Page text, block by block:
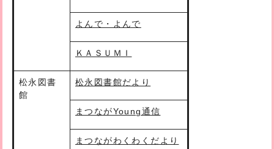
よんで・よんで
ＫＡＳＵＭＩ
松永図書
館
松永図書館だより
まつながYoung通信
まつながわくわくだより